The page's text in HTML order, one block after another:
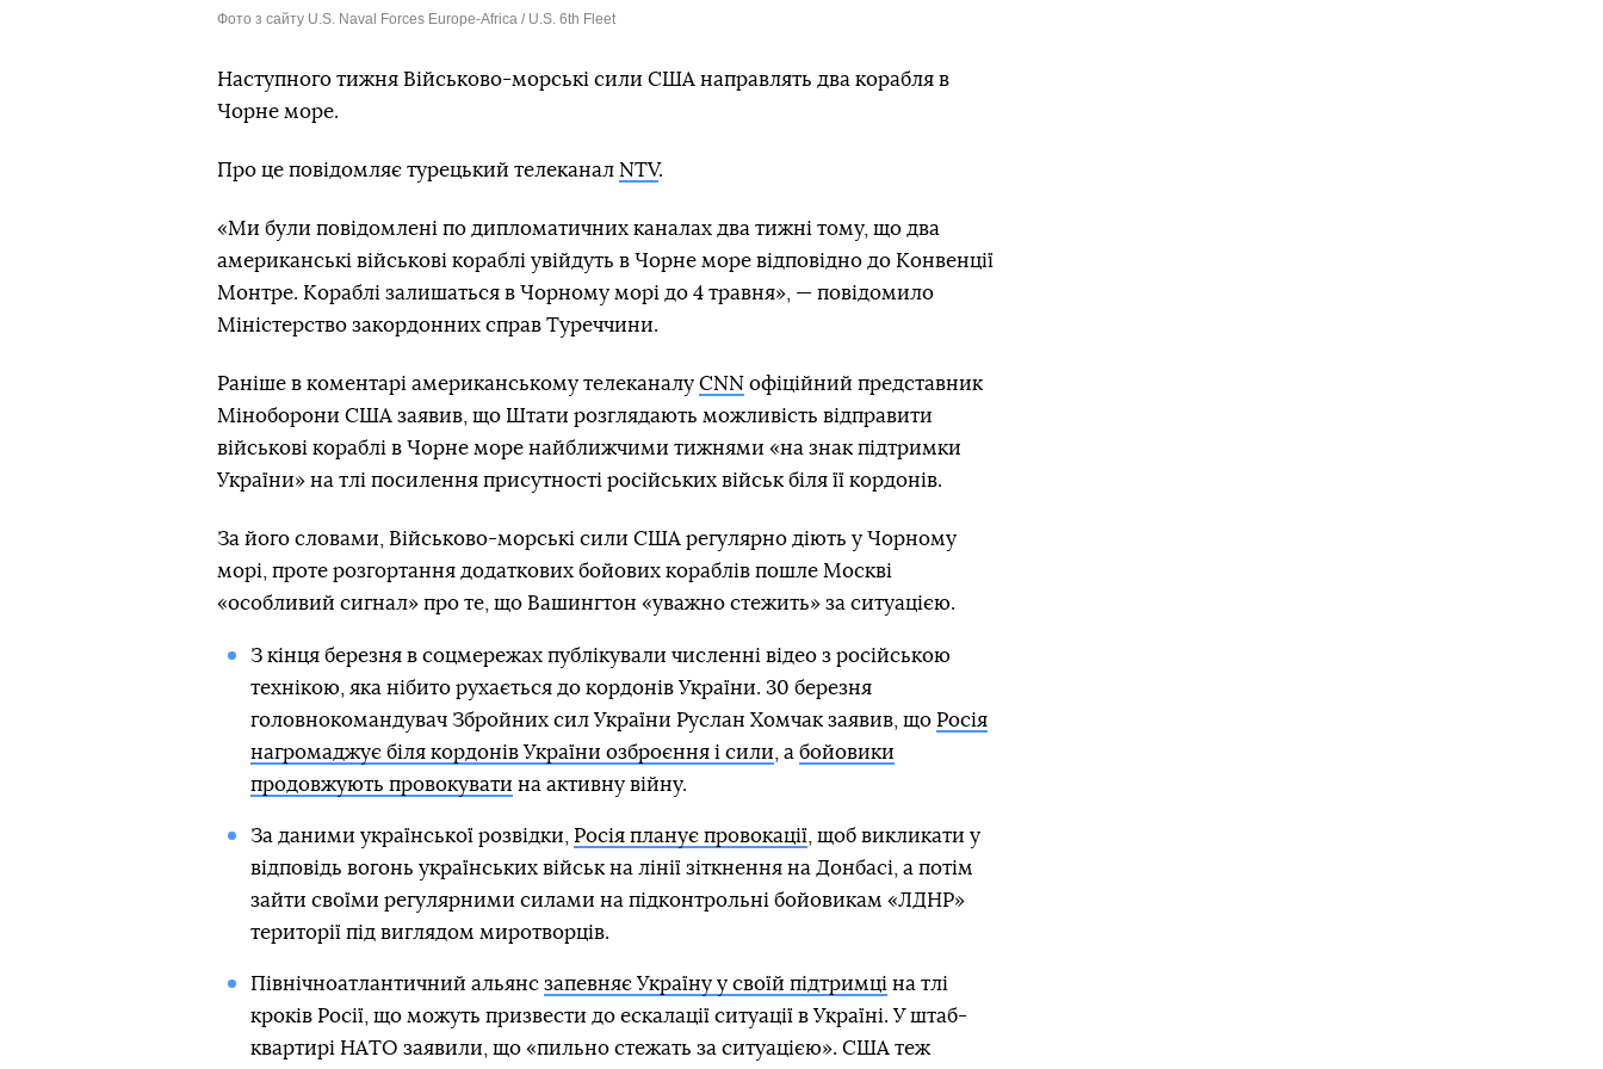
Фото з сайту U.S. Naval Forces Europe-Africa / U.S. 6th Fleet
Наступного тижня Військово-морські сили США направлять два корабля в
Чорне море.
Про це повідомляє турецький телеканал NTV.
«Ми були повідомлені по дипломатичних каналах два тижні тому, що два
американські військові кораблі увійдуть в Чорне море відповідно до Конвенції
Монтре. Кораблі залишаться в Чорному морі до 4 травня», — повідомило
Міністерство закордонних справ Туреччини.
Раніше в коментарі американському телеканалу CNN офіційний представник
Міноборони США заявив, що Штати розглядають можливість відправити
військові кораблі в Чорне море найближчими тижнями «на знак підтримки
України» на тлі посилення присутності російських військ біля її кордонів.
За його словами, Військово-морські сили США регулярно діють у Чорному
морі, проте розгортання додаткових бойових кораблів пошле Москві
«особливий сигнал» про те, що Вашингтон «уважно стежить» за ситуацією.
З кінця березня в соцмережах публікували численні відео з російською
технікою, яка нібито рухається до кордонів України. 30 березня
головнокомандувач Збройних сил України Руслан Хомчак заявив, що Росія
нагромаджує біля кордонів України озброєння і сили , а бойовики
продовжують провокувати на активну війну.
За даними української розвідки, Росія планує провокації , щоб викликати у
відповідь вогонь українських військ на лінії зіткнення на Донбасі, а потім
зайти своїми регулярними силами на підконтрольні бойовикам «ЛДНР»
території під виглядом миротворців.
Північноатлантичний альянс запевняє Україну у своїй підтримці на тлі
кроків Росії, що можуть призвести до ескалації ситуації в Україні. У штаб-
квартирі НАТО заявили, що «пильно стежать за ситуацією». США теж